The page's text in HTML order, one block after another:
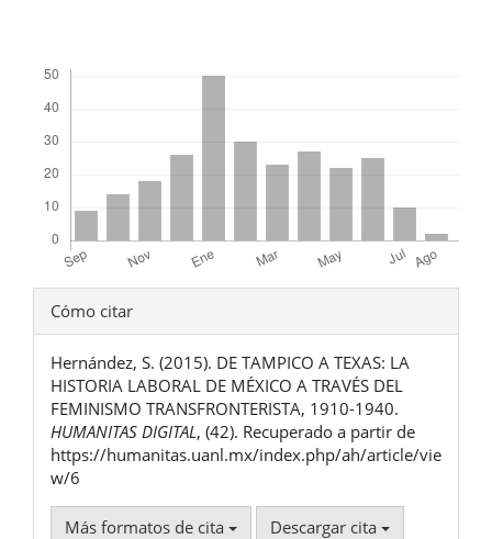
Detalles
del
artículo
Cómo citar
Hernández, S. (2015). DE TAMPICO A TEXAS: LA
HISTORIA LABORAL DE MÉXICO A TRAVÉS DEL
FEMINISMO TRANSFRONTERISTA, 1910-1940.
HUMANITAS DIGITAL, (42). Recuperado a partir de
https://humanitas.uanl.mx/index.php/ah/article/vie
w/6
Más formatos de cita Descargar cita